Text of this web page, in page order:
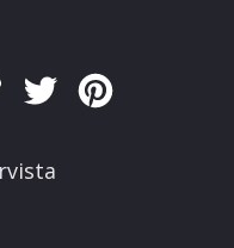
Copy
Twitter